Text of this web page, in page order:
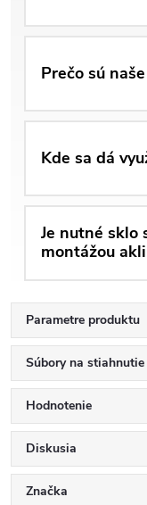
Prečo sú
Kde sa dá
Je nutné sklo
montážou
Parametre produktu
Súbory na stiahnutie
Hodnotenie
Diskusia
Značka